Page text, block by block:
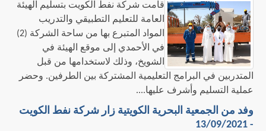
قامت شركة نفط الكويت بتسليم الهيئة
العامة للتعليم التطبيقي والتدريب
المواد المتبرع بها من ساحة الشركة (2)
في الأحمدي إلى موقع الهيئة في
الشويخ، وذلك لاستخدامها من قبل
المتدربين في البرامج التعليمية المشتركة بين الطرفين. وحضر
عملية التسليم وأشرف عليها....
وفد من الجمعية البحرية الكويتية زار شركة نفط الكويت
- 13/09/2021